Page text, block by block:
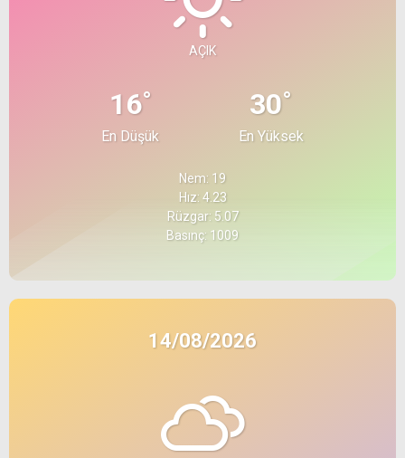
AÇIK
16°
En Düşük
30°
En Yüksek
Nem: 19
Hız: 4.23
Rüzgar: 5.07
Basınç: 1009
14/08/2026